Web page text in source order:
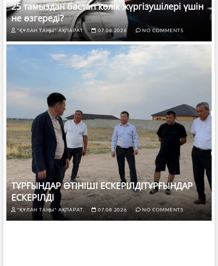
25 тамыздан бастап көлік жүргізушілері үшін
не өзгереді?
"ҚҰЛАН ТАҢЫ" АҚПАРАТ. 07.08.2026 NO COMMENTS
ТҰРҒЫНДАР ӨТІНІШІ ЕСКЕРІЛДІТҰРҒЫНДАР
ЕСКЕРІЛДІ
"ҚҰЛАН ТАҢЫ" АҚПАРАТ. 07.08.2026 NO COMMENTS